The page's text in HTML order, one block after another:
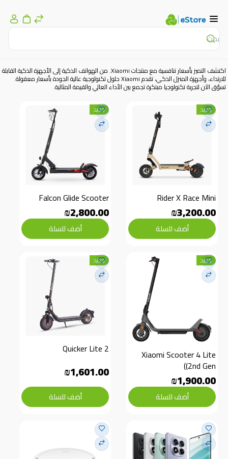
اكتشف التميز بأسعار تنافسية مع منتجات Xiaomi. من الهواتف الذكية إلى الأجهزة الذكية القابلة
للارتداء، وأجهزة المنزل الذكي، تقدم Xiaomi حلول تكنولوجية عالية الجودة بأسعار معقولة.
تسوّق الآن لتجربة تكنولوجيا مبتكرة تجمع بين الأداء العالي والقيمة المثالية.
جديد
Rider X Race Mini
₪3,200.00
أضف للسلة
جديد
Falcon Glide Scooter
₪2,800.00
أضف للسلة
جديد
(2nd Gen)
₪1,900.00
أضف للسلة
جديد
Quicker Lite 2
₪1,601.00
أضف للسلة